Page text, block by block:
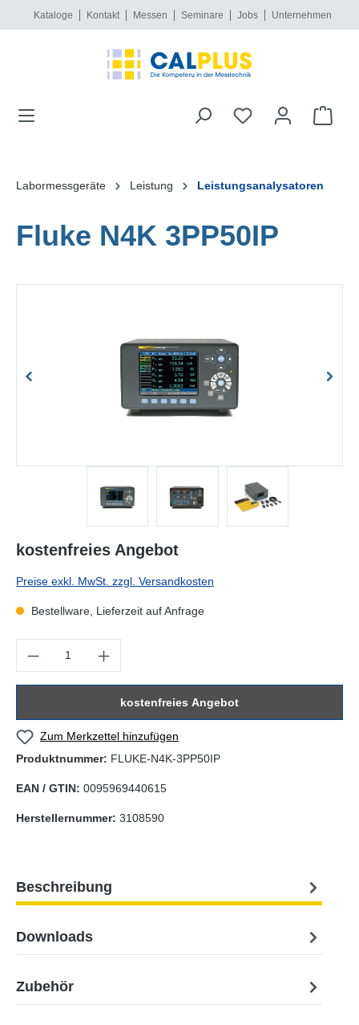
springen
Kataloge Kontakt Messen Seminare Jobs Unternehmen
Labormessgeräte Leistung Leistungsanalysatoren
Fluke N4K 3PP50IP
kostenfreies Angebot
Preise exkl. MwSt. zzgl. Versandkosten
Bestellware, Lieferzeit auf Anfrage
kostenfreies Angebot
Zum Merkzettel hinzufügen
Produktnummer: FLUKE-N4K-3PP50IP
EAN / GTIN: 0095969440615
Herstellernummer: 3108590
Beschreibung
Downloads
Zubehör